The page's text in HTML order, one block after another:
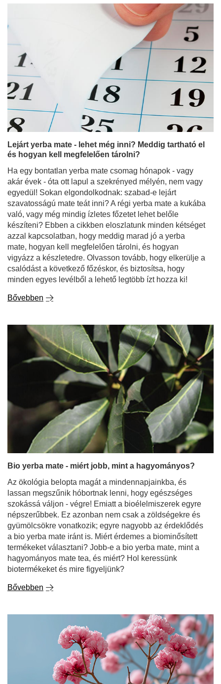
Lejárt yerba mate - lehet még inni? Meddig tartható el
és hogyan kell megfelelően tárolni?
Ha egy bontatlan yerba mate csomag hónapok - vagy
akár évek - óta ott lapul a szekrényed mélyén, nem vagy
egyedül! Sokan elgondolkodnak: szabad-e lejárt
szavatosságú mate teát inni? A régi yerba mate a kukába
való, vagy még mindig ízletes főzetet lehet belőle
készíteni? Ebben a cikkben eloszlatunk minden kétséget
azzal kapcsolatban, hogy meddig marad jó a yerba
mate, hogyan kell megfelelően tárolni, és hogyan
vigyázz a készletedre. Olvasson tovább, hogy elkerülje a
csalódást a következő főzéskor, és biztosítsa, hogy
minden egyes levélből a lehető legtöbb ízt hozza ki!
Bővebben
Bio yerba mate - miért jobb, mint a hagyományos?
Az ökológia belopta magát a mindennapjainkba, és
lassan megszűnik hóbortnak lenni, hogy egészséges
népszerűbbek. Ez azonban nem csak a zöldségekre és
gyümölcsökre vonatkozik; egyre nagyobb az érdeklődés
a bio yerba mate iránt is. Miért érdemes a biominősített
termékeket választani? Jobb-e a bio yerba mate, mint a
hagyományos mate tea, és miért? Hol keressünk
biotermékeket és mire figyeljünk?
Bővebben